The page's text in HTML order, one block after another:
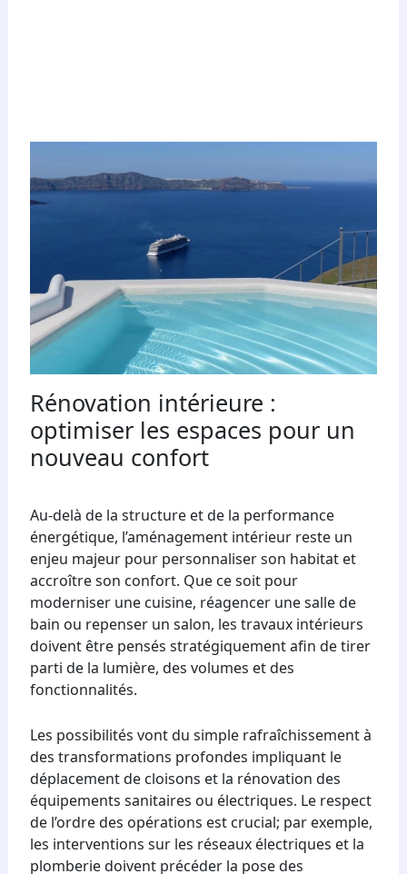
Rénovation intérieure :
optimiser les espaces pour un
nouveau confort
Au-delà de la structure et de la performance
énergétique, l’aménagement intérieur reste un
enjeu majeur pour personnaliser son habitat et
accroître son confort. Que ce soit pour
moderniser une cuisine, réagencer une salle de
bain ou repenser un salon, les travaux intérieurs
doivent être pensés stratégiquement afin de tirer
parti de la lumière, des volumes et des
fonctionnalités.
Les possibilités vont du simple rafraîchissement à
des transformations profondes impliquant le
déplacement de cloisons et la rénovation des
équipements sanitaires ou électriques. Le respect
de l’ordre des opérations est crucial; par exemple,
les interventions sur les réseaux électriques et la
plomberie doivent précéder la pose des